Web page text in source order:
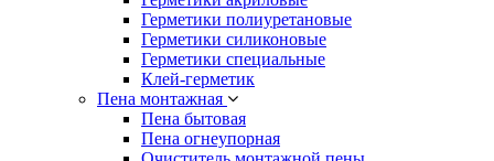
Герметики полиуретановые
Герметики силиконовые
Герметики специальные
Клей-герметик
Пена монтажная
Пена бытовая
Пена огнеупорная